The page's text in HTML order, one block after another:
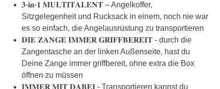
𝟑-𝐢𝐧-𝟏 𝐌𝐔𝐋𝐓𝐈𝐓𝐀𝐋𝐄𝐍𝐓 – Angelkoffer,
Sitzgelegenheit und Rucksack in einem, noch nie war
es so einfach, die Angelausrüstung zu transportieren
𝐃𝐈𝐄 𝐙𝐀𝐍𝐆𝐄 𝐈𝐌𝐌𝐄𝐑 𝐆𝐑𝐈𝐅𝐅𝐁𝐄𝐑𝐄𝐈𝐓 - durch die
Zangentasche an der linken Außenseite, hast du
Deine Zange immer griffbereit, ohne extra die Box
öffnen zu müssen
𝐈𝐌𝐌𝐄𝐑 𝐌𝐈𝐓 𝐃𝐀𝐁𝐄𝐈 - Transportieren kannst du